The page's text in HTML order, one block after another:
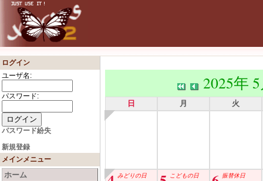
ログイン
ユーザ名:
パスワード:
パスワード紛失
新規登録
メインメニュー
ホーム
2025年
日 月 火
みどりの日 こどもの日 振替休日